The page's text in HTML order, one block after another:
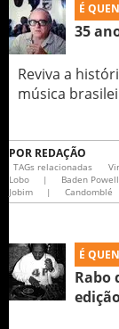
É
35
Reviva a
música
POR REDAÇÃO
TAGs relacionadas
Lobo
| Baden Powell
Jobim
| Candomblé
É
Rabo